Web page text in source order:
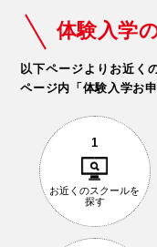
体験入学
以下ページよりお近く
ページ内「体験入学お
1
お近くのスクールを
探す